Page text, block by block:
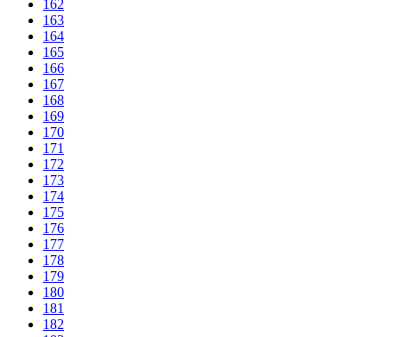
162
163
164
165
166
167
168
169
170
171
172
173
174
175
176
177
178
179
180
181
182